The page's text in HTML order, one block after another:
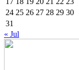
24 25 26 27 28 29 30
31
« Jul